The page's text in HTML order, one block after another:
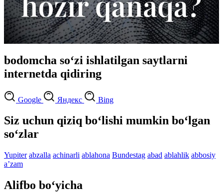
bodomcha so‘zi ishlatilgan saytlarni
internetda qidiring
Google Яндекс Bing
Siz uchun qiziq bo‘lishi mumkin bo‘lgan
so‘zlar
Yupiter abzalla achinarli ablahona Bundestag abad ablahlik abbosiy
aʼzam
Alifbo bo‘yicha